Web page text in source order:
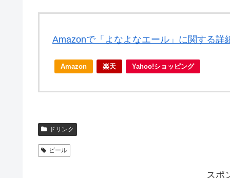
Amazonで「よなよなエール」に関する詳
Amazon 楽天 Yahoo!ショッピング
ドリンク
ビール
スポ